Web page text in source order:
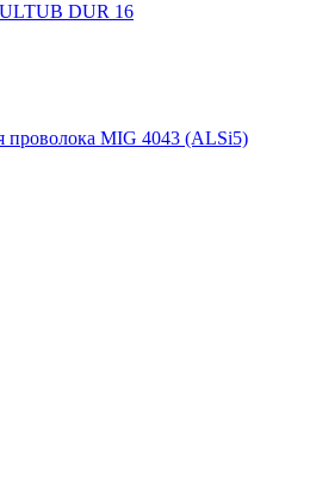
DUR 16
проволока MIG 4043 (ALSi5)